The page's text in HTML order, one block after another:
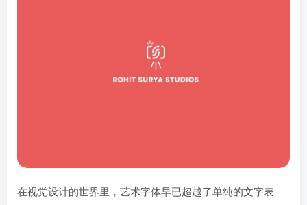
在视觉设计的世界里，艺术字体早已超越了单纯的文字表